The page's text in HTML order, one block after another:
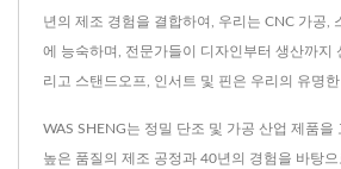
년의 제조 경험을 결합하여, 우리는 CNC 가공,
에 능숙하며, 전문가들이 디자인부터 생산까지
리고 스탠드오프, 인서트 및 핀은 우리의 유명한
WAS SHENG는 정밀 단조 및 가공 산업 제품을
높은 품질의 제조 공정과 40년의 경험을 바탕으